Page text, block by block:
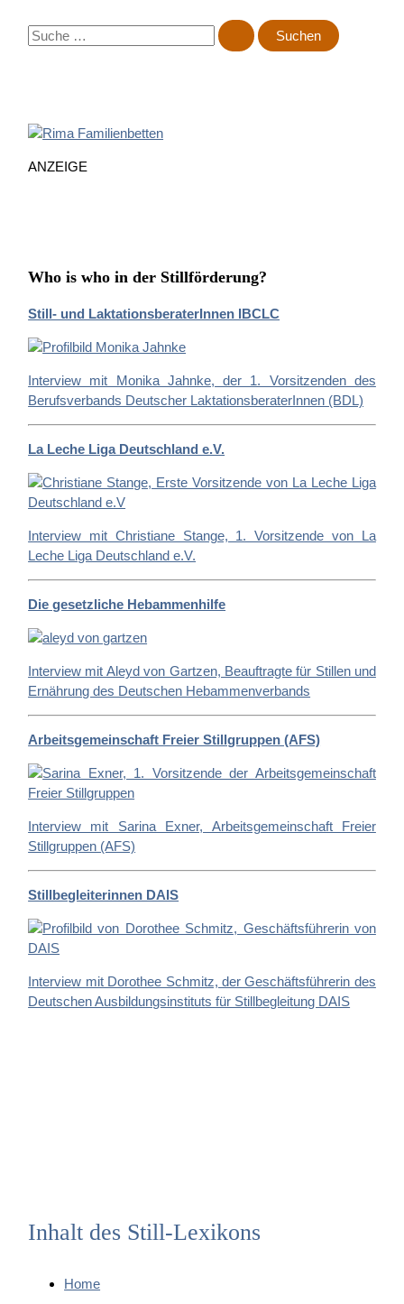
S
u
n
a
ANZEIGE
Who is who in der Stillförderung?
Still- und LaktationsberaterInnen IBCLC
Interview mit Monika Jahnke, der 1. Vorsitzenden des
Berufsverbands Deutscher LaktationsberaterInnen (BDL)
La Leche Liga Deutschland e.V.
Interview mit Christiane Stange, 1. Vorsitzende von La
Leche Liga Deutschland e.V.
Die gesetzliche Hebammenhilfe
Interview mit Aleyd von Gartzen, Beauftragte für Stillen und
Ernährung des Deutschen Hebammenverbands
Arbeitsgemeinschaft Freier Stillgruppen (AFS)
Interview mit Sarina Exner, Arbeitsgemeinschaft Freier
Stillgruppen (AFS)
Stillbegleiterinnen DAIS
Interview mit Dorothee Schmitz, der Geschäftsführerin des
Deutschen Ausbildungsinstituts für Stillbegleitung DAIS
Inhalt des Still-Lexikons
Home